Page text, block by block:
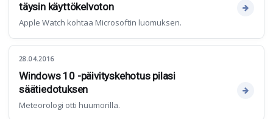
täysin käyttökelvoton
Apple Watch kohtaa Microsoftin luomuksen.
28.04.2016
Windows 10 -päivityskehotus pilasi
säätiedotuksen
Meteorologi otti huumorilla.